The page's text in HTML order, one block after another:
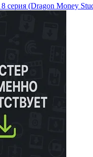
8 серия (Dragon Money